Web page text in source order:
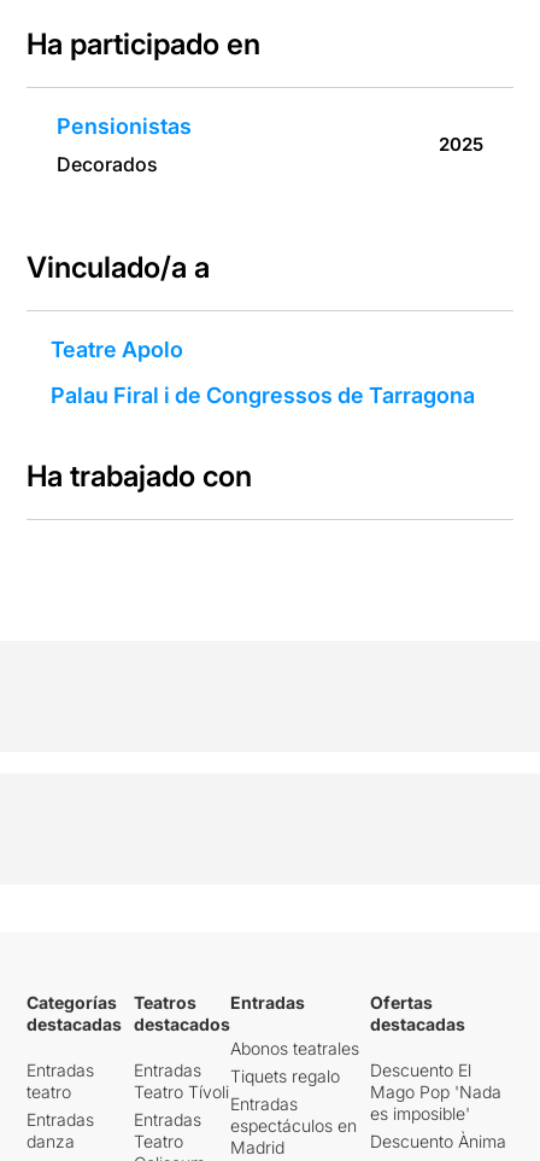
Ha participado en
Pensionistas
Decorados
2025
Vinculado/a a
Teatre Apolo
Palau Firal i de Congressos de Tarragona
Ha trabajado con
Categorías
destacadas
Entradas
teatro
Entradas
danza
Teatros
destacados
Entradas
Teatro Tívoli
Entradas
Teatro
Entradas
Abonos teatrales
Tiquets regalo
Entradas
espectáculos en
Madrid
Ofertas
destacadas
Descuento El
Mago Pop 'Nada
es imposible'
Descuento Ànima